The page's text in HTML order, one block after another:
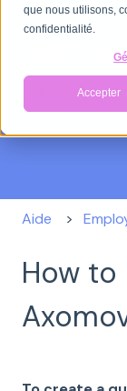
que nous utilisons,
confidentialité.
Accepter
Hello.
There are no
Aide
How to